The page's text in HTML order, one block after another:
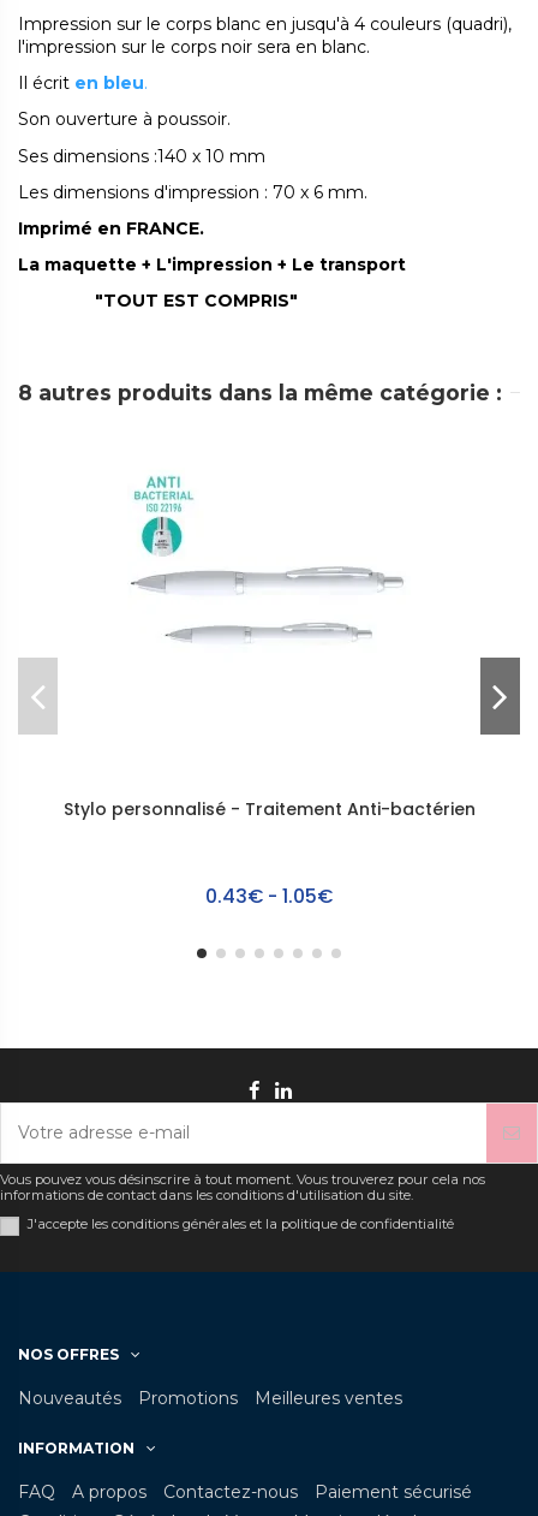
Impression sur le corps blanc en jusqu'à 4 couleurs (quadri),
l'impression sur le corps noir sera en blanc.
Il écrit en bleu.
Son ouverture à poussoir.
Ses dimensions :140 x 10 mm
Les dimensions d'impression : 70 x 6 mm.
Imprimé en FRANCE.
La maquette + L'impression + Le transport
"TOUT EST COMPRIS"
8 autres produits dans la même catégorie :
Stylo personnalisé - Traitement Anti-bactérien
0.43€ - 1.05€
Vous pouvez vous désinscrire à tout moment. Vous trouverez pour cela nos
informations de contact dans les conditions d'utilisation du site.
J'accepte les conditions générales et la politique de confidentialité
NOS OFFRES
Nouveautés Promotions Meilleures ventes
INFORMATION
FAQ A propos Contactez-nous
Paiement sécurisé